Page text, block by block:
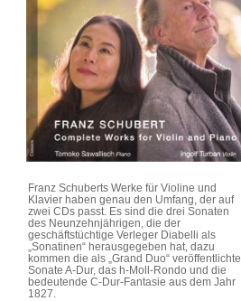
Franz Schuberts Werke für Violine und
Klavier haben genau den Umfang, der auf
zwei CDs passt. Es sind die drei Sonaten
des Neunzehnjährigen, die der
geschäftstüchtige Verleger Diabelli als
„Sonatinen“ herausgegeben hat, dazu
kommen die als „Grand Duo“ veröffentlichte
Sonate A-Dur, das h-Moll-Rondo und die
bedeutende C-Dur-Fantasie aus dem Jahr
1827.